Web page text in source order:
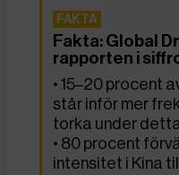
Fakta: Global
rapporten i
• 15–20 procent
står inför mer
torka under
• 80 procent
intensitet i Kina